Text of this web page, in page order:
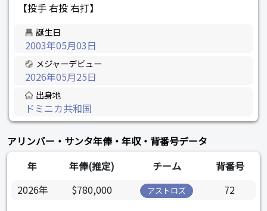
【投手 右投 右打】
誕生日
2003年05月03日
メジャーデビュー
2026年05月25日
出身地
ドミニカ共和国
アリンバー・サンタ年俸・年収・背番号データ
年
年俸(推定) チーム
背番号
2026年
$780,000 アストロズ 72